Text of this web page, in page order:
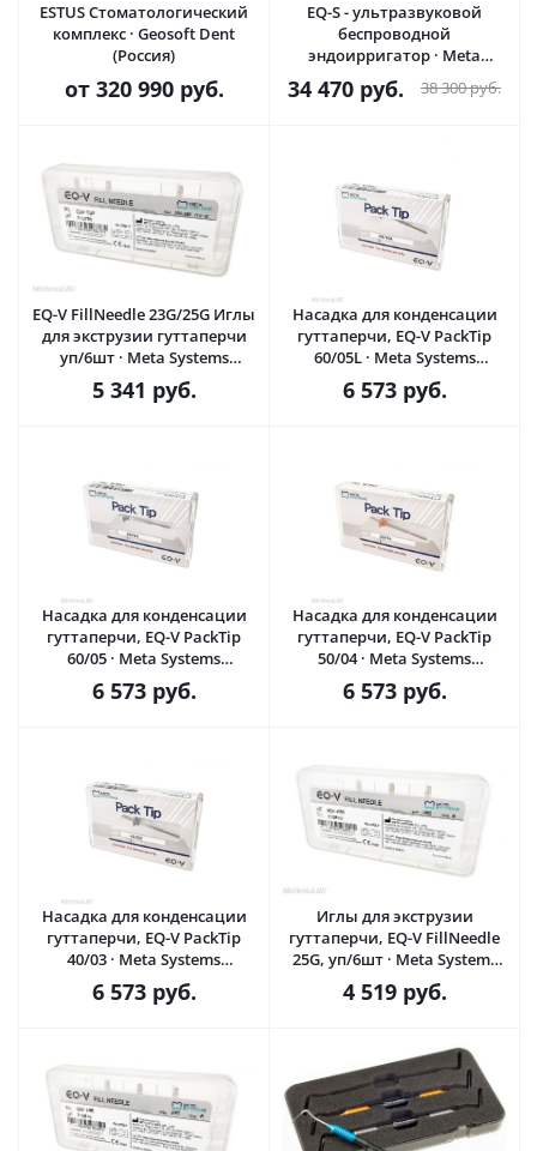
ESTUS Стоматологический
комплекс · Geosoft Dent
(Россия)
от 320 990 руб.
EQ-S - ультразвуковой
беспроводной
эндоирригатор · Meta
Systems (Ю.Корея)
34 470 руб. 38 300руб.
EQ-V FillNeedle 23G/25G Иглы
для экструзии гуттаперчи
уп/6шт · Meta Systems
(Ю.Корея)
5 341 руб.
Насадка для конденсации
гуттаперчи, EQ-V PackTip
60/05L · Meta Systems
(Ю.Корея)
6 573руб.
Насадка для конденсации
гуттаперчи, EQ-V PackTip
60/05 · Meta Systems
(Ю.Корея)
6 573руб.
Насадка для конденсации
гуттаперчи, EQ-V PackTip
50/04 · Meta Systems
(Ю.Корея)
6 573руб.
Насадка для конденсации
гуттаперчи, EQ-V PackTip
40/03 · Meta Systems
(Ю.Корея)
6 573руб.
Иглы для экструзии
гуттаперчи, EQ-V FillNeedle
25G, уп/6шт · Meta Systems
(Ю.Корея)
4 519руб.